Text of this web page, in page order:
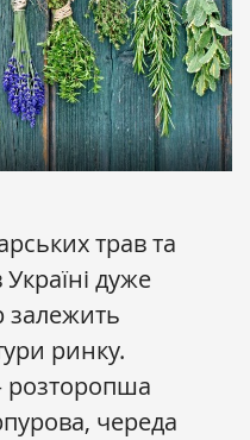
трав та
дуже
залежить
ринку.
розторопша
череда